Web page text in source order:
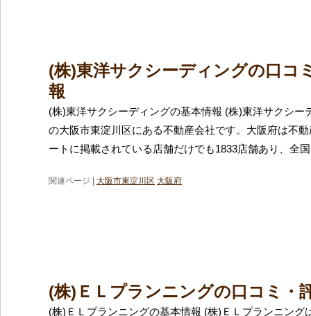
(株)東洋サクシーディングの口コ
報
(株)東洋サクシーディングの基本情報 (株)東洋サクシー
の大阪市東淀川区にある不動産会社です。大阪府は不
ートに掲載されている店舗だけでも1833店舗あり、全
関連ページ | 大阪市東淀川区 大阪府
(株)ＥＬプランニングの口コミ・
(株)ＥＬプランニングの基本情報 (株)ＥＬプランニング